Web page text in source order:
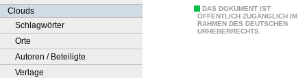
Clouds
Schlagwörter
Orte
Autoren / Beteiligte
Verlage
DAS DOKUMENT IST
ÖFFENTLICH ZUGÄNGLICH IM
RAHMEN DES DEUTSCHEN
URHEBERRECHTS.